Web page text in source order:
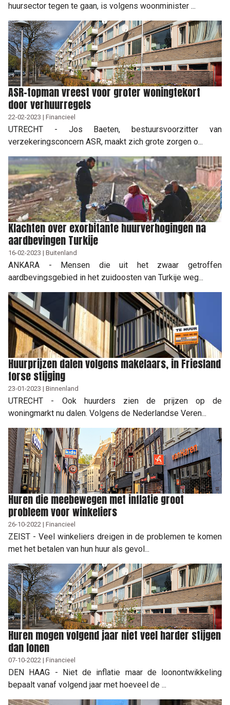
huursector tegen te gaan, is volgens woonminister ...
ASR-topman vreest voor groter woningtekort
door verhuurregels
22-02-2023 | Financieel
UTRECHT - Jos Baeten, bestuursvoorzitter van
verzekeringsconcern ASR, maakt zich grote zorgen o...
Klachten over exorbitante huurverhogingen na
aardbevingen Turkije
16-02-2023 | Buitenland
ANKARA - Mensen die uit het zwaar getroffen
aardbevingsgebied in het zuidoosten van Turkije weg...
Huurprijzen dalen volgens makelaars, in Friesland
forse stijging
23-01-2023 | Binnenland
UTRECHT - Ook huurders zien de prijzen op de
woningmarkt nu dalen. Volgens de Nederlandse Veren...
Huren die meebewegen met inflatie groot
probleem voor winkeliers
26-10-2022 | Financieel
ZEIST - Veel winkeliers dreigen in de problemen te komen
met het betalen van hun huur als gevol...
Huren mogen volgend jaar niet veel harder stijgen
dan lonen
07-10-2022 | Financieel
DEN HAAG - Niet de inflatie maar de loonontwikkeling
bepaalt vanaf volgend jaar met hoeveel de ...